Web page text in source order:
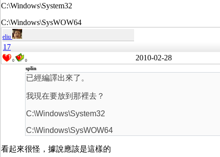
C:\Windows\System32
C:\Windows\SysWOW64
eliu
17
0 0 2010-02-28
splin
已經編譯出來了。
我現在要放到那裡去？
C:\Windows\System32
C:\Windows\SysWOW64
看起來很怪，據說應該是這樣的